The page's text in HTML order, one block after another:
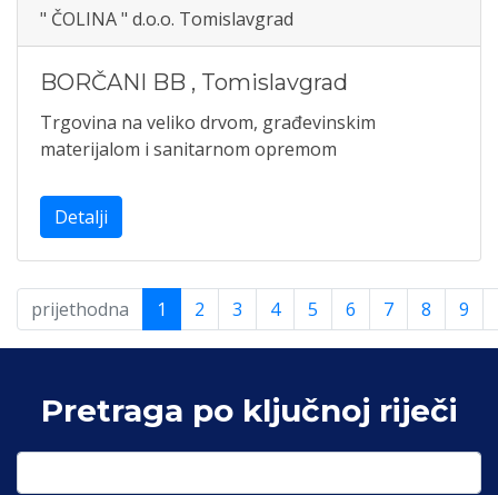
" ČOLINA " d.o.o. Tomislavgrad
BORČANI BB , Tomislavgrad
Trgovina na veliko drvom, građevinskim
materijalom i sanitarnom opremom
Detalji
prijethodna 1 2 3 4 5 6 7 8 9
Pretraga po ključnoj riječi